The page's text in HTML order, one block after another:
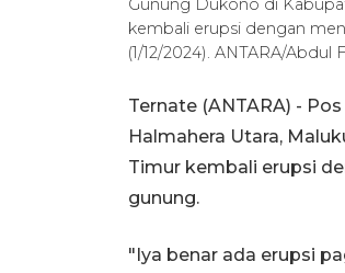
Gunung Dukono di
kembali erupsi dengan
(1/12/2024). ANTARA/Abdul
Ternate (ANTARA) -
Halmahera Utara,
Timur kembali erupsi
gunung.
"Iya benar ada erupsi